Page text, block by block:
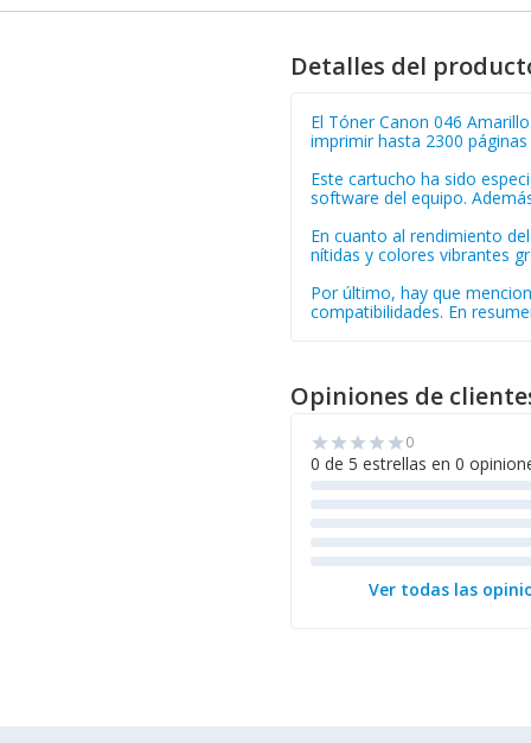
Detalles del
El Tóner Canon 046
imprimir hasta 2300
Este cartucho ha sido
software del equipo.
En cuanto al rendimiento
nítidas y colores vibrantes
Por último, hay que
compatibilidades. En
Opiniones de
star star star star star0
0 de 5 estrellas en 0
Ver todas las